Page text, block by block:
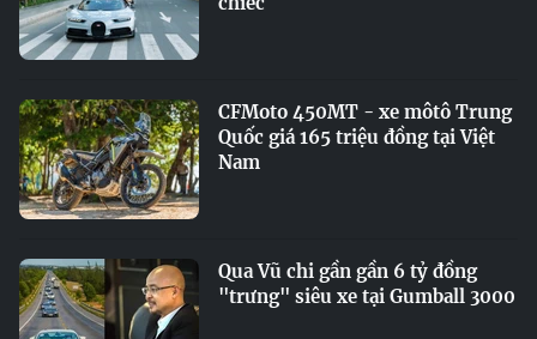
CFMoto 450MT - xe môtô Trung
Quốc giá 165 triệu đồng tại Việt
Nam
Qua Vũ chi gần gần 6 tỷ đồng
"trưng" siêu xe tại Gumball 3000